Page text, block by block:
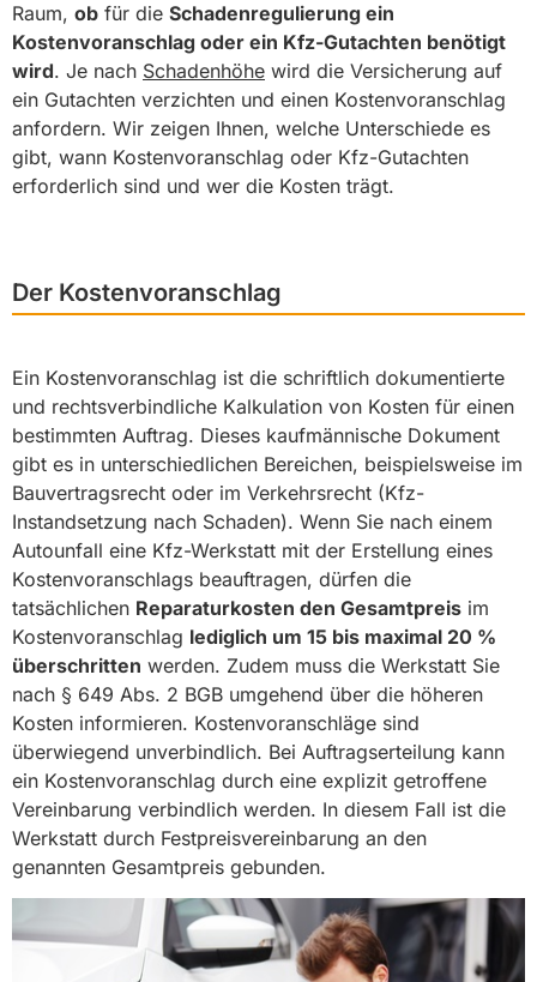
Raum, ob für die Schadenregulierung ein
Kostenvoranschlag oder ein Kfz-Gutachten benötigt
wird. Je nach Schadenhöhe wird die Versicherung auf
ein Gutachten verzichten und einen Kostenvoranschlag
anfordern. Wir zeigen Ihnen, welche Unterschiede es
gibt, wann Kostenvoranschlag oder Kfz-Gutachten
erforderlich sind und wer die Kosten trägt.
Der Kostenvoranschlag
Ein Kostenvoranschlag ist die schriftlich dokumentierte
und rechtsverbindliche Kalkulation von Kosten für einen
bestimmten Auftrag. Dieses kaufmännische Dokument
gibt es in unterschiedlichen Bereichen, beispielsweise im
Bauvertragsrecht oder im Verkehrsrecht (Kfz-
Instandsetzung nach Schaden). Wenn Sie nach einem
Autounfall eine Kfz-Werkstatt mit der Erstellung eines
Kostenvoranschlags beauftragen, dürfen die
tatsächlichen Reparaturkosten den Gesamtpreis im
Kostenvoranschlag lediglich um 15 bis maximal 20 %
überschritten werden. Zudem muss die Werkstatt Sie
nach § 649 Abs. 2 BGB umgehend über die höheren
Kosten informieren. Kostenvoranschläge sind
überwiegend unverbindlich. Bei Auftragserteilung kann
ein Kostenvoranschlag durch eine explizit getroffene
Vereinbarung verbindlich werden. In diesem Fall ist die
Werkstatt durch Festpreisvereinbarung an den
genannten Gesamtpreis gebunden.